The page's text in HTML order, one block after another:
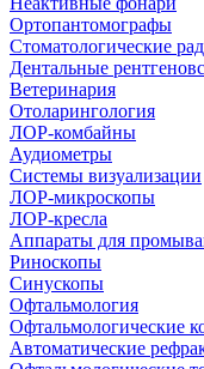
Ортопантомографы
Стоматологические
Дентальные
Ветеринария
Отоларингология
ЛОР-комбайны
Аудиометры
Системы визуализации
ЛОР-микроскопы
ЛОР-кресла
Аппараты для
Риноскопы
Синускопы
Офтальмология
Офтальмологические
Автоматические